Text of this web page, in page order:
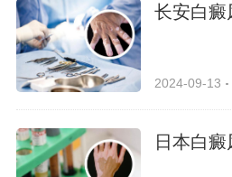
长安白癜
2024-09-13
日本白